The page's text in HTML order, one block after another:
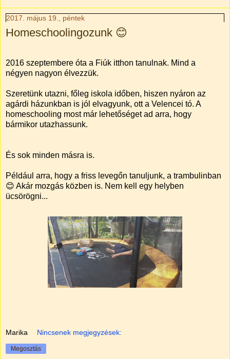
2017. május 19., péntek
Homeschoolingozunk 😊
2016 szeptembere óta a Fiúk itthon tanulnak. Mind a
négyen nagyon élvezzük.
Szeretünk utazni, főleg iskola időben, hiszen nyáron az
agárdi házunkban is jól elvagyunk, ott a Velencei tó. A
homeschooling most már lehetőséget ad arra, hogy
bármikor utazhassunk.
És sok minden másra is.
Például arra, hogy a friss levegőn tanuljunk, a trambulinban
😊 Akár mozgás közben is. Nem kell egy helyben
ücsörögni...
Marika Nincsenek megjegyzések:
Megosztás